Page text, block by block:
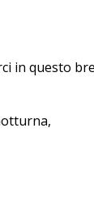
in questo